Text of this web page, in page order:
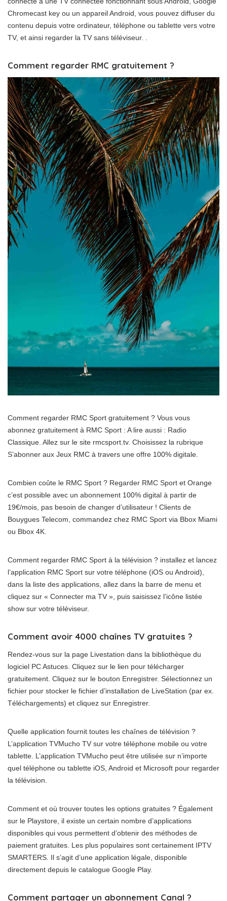
Chromecast key ou un appareil Android, vous pouvez diffuser du
contenu depuis votre ordinateur, téléphone ou tablette vers votre
TV, et ainsi regarder la TV sans téléviseur. .
Comment regarder RMC gratuitement ?
Comment regarder RMC Sport gratuitement ? Vous vous
abonnez gratuitement à RMC Sport : A lire aussi : Radio
Classique. Allez sur le site rmcsport.tv. Choisissez la rubrique
S’abonner aux Jeux RMC à travers une offre 100% digitale.
Combien coûte le RMC Sport ? Regarder RMC Sport et Orange
c’est possible avec un abonnement 100% digital à partir de
19€/mois, pas besoin de changer d’utilisateur ! Clients de
Bouygues Telecom, commandez chez RMC Sport via Bbox Miami
ou Bbox 4K.
Comment regarder RMC Sport à la télévision ? installez et lancez
l’application RMC Sport sur votre téléphone (iOS ou Android),
dans la liste des applications, allez dans la barre de menu et
cliquez sur « Connecter ma TV », puis saisissez l’icône listée
show sur votre téléviseur.
Comment avoir 4000 chaînes TV gratuites ?
Rendez-vous sur la page Livestation dans la bibliothèque du
logiciel PC Astuces. Cliquez sur le lien pour télécharger
gratuitement. Cliquez sur le bouton Enregistrer. Sélectionnez un
fichier pour stocker le fichier d’installation de LiveStation (par ex.
Téléchargements) et cliquez sur Enregistrer.
Quelle application fournit toutes les chaînes de télévision ?
L’application TVMucho TV sur votre téléphone mobile ou votre
tablette. L’application TVMucho peut être utilisée sur n’importe
quel téléphone ou tablette iOS, Android et Microsoft pour regarder
la télévision.
Comment et où trouver toutes les options gratuites ? Également
sur le Playstore, il existe un certain nombre d’applications
disponibles qui vous permettent d’obtenir des méthodes de
paiement gratuites. Les plus populaires sont certainement IPTV
SMARTERS. Il s’agit d’une application légale, disponible
directement depuis le catalogue Google Play.
Comment partager un abonnement Canal ?